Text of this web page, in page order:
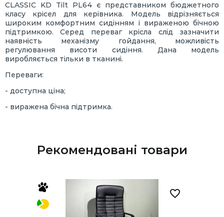
CLASSIC KD Tilt PL64 є представником бюджетного
класу крісел для керівника. Модель відрізняється
широким комфортним сидінням і вираженою бічною
підтримкою. Серед переваг крісла слід зазначити
наявність механізму гойдання, можливість
регулювання висоти сидіння. Дана модель
виробляється тільки в тканині.
Переваги:
- доступна ціна;
- виражена бічна підтримка.
Рекомендовані товари